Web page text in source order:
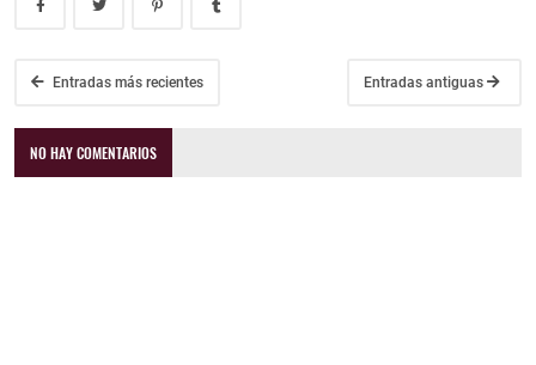
Entradas más recientes Entradas antiguas
NO HAY COMENTARIOS